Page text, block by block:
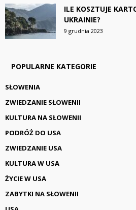
ILE KOSZTUJE
UKRAINIE?
9 grudnia 2023
POPULARNE KATEGORIE
SŁOWENIA
ZWIEDZANIE SŁOWENII
KULTURA NA SŁOWENII
PODRÓŻ DO USA
ZWIEDZANIE USA
KULTURA W USA
ŻYCIE W USA
ZABYTKI NA SŁOWENII